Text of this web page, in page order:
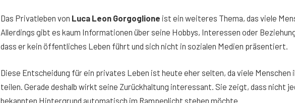
Das Privatleben von Luca Leon Gorgoglione ist ein weiteres Thema, das viele
Allerdings gibt es kaum Informationen über seine Hobbys, Interessen oder
dass er kein öffentliches Leben führt und sich nicht in sozialen Medien präsentiert.
Diese Entscheidung für ein privates Leben ist heute eher selten, da viele Menschen
teilen. Gerade deshalb wirkt seine Zurückhaltung interessant. Sie zeigt, dass nicht
bekannten Hintergrund automatisch im Rampenlicht stehen möchte.